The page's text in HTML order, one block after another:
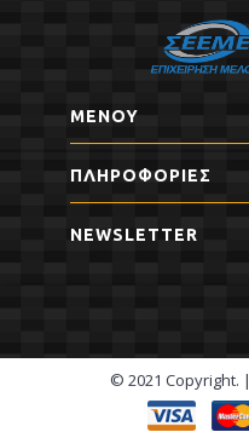
ΜΕΝΟΥ
ΠΛΗΡΟΦΟΡΊΕΣ
NEWSLETTER
© 2021 Copyright. |